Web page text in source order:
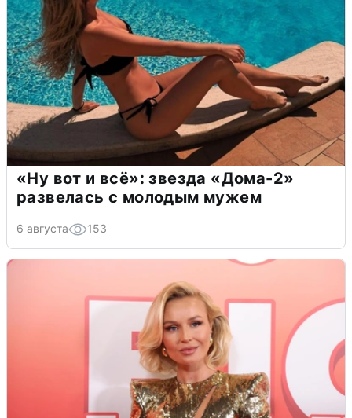
«Ну вот и всё»: звезда «Дома-2»
развелась с молодым мужем
6 августа 153